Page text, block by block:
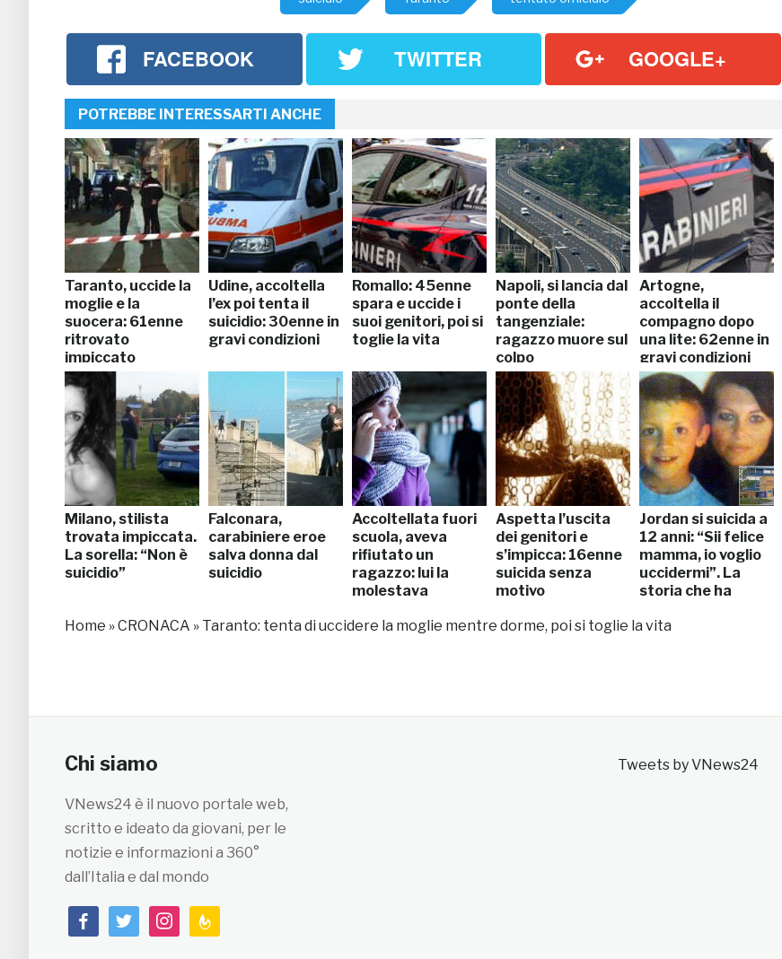
FACEBOOK TWITTER GOOGLE+
POTREBBE INTERESSARTI ANCHE
Taranto, uccide la
moglie e la
suocera: 61enne
ritrovato
impiccato
Udine, accoltella
l’ex poi tenta il
suicidio: 30enne in
gravi condizioni
Romallo: 45enne
spara e uccide i
suoi genitori, poi si
toglie la vita
Napoli, si lancia dal
ponte della
tangenziale:
ragazzo muore sul
colpo
Artogne,
accoltella il
compagno dopo
una lite: 62enne in
gravi condizioni
Milano, stilista
trovata impiccata.
La sorella: “Non è
suicidio”
Falconara,
carabiniere eroe
salva donna dal
suicidio
Accoltellata fuori
scuola, aveva
rifiutato un
ragazzo: lui la
molestava
Aspetta l’uscita
dei genitori e
s’impicca: 16enne
suicida senza
motivo
Jordan si suicida a
12 anni: “Sii felice
mamma, io voglio
uccidermi”. La
storia che ha
mondo
Home »CRONACA » Taranto: tenta di uccidere la moglie mentre dorme, poi si toglie la vita
Chi siamo
VNews24 è il nuovo portale web,
scritto e ideato da giovani, per le
notizie e informazioni a 360°
dall’Italia e dal mondo
facebooktwitterinstagramfeedburner
Tweets by VNews24